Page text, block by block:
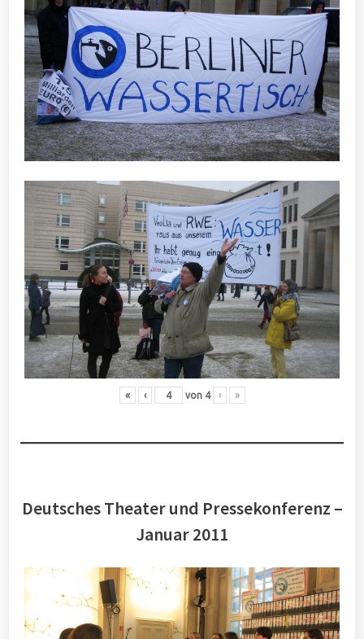
« ‹ von 4 › »
Deutsches Theater und Pressekonferenz –
Januar 2011